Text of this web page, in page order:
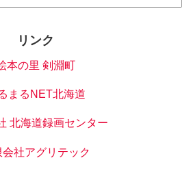
リンク
本の里 剣淵町
まるNET北海道
北海道録画センター
会社アグリテック